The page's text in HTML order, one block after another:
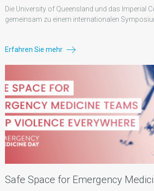
Die University of Queensland und das Imperial
gemeinsam zu einem internationalen
Erfahren Sie mehr
Safe Space for Emergency